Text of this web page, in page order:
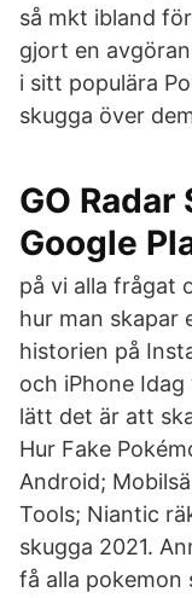
så mkt ibland
gjort en
i sitt populära
skugga över
GO
Google
på vi alla frågat
hur man skapar
historien på
och iPhone
lätt det är att
Hur Fake
Android;
Tools; Niantic
skugga 2021.
få alla pokemon